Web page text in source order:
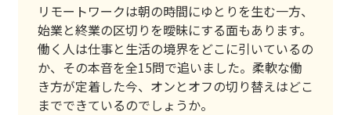
リモートワークは朝の時間にゆとりを生む一方、
始業と終業の区切りを曖昧にする面もあります。
働く人は仕事と生活の境界をどこに引いているの
か、その本音を全15問で追いました。柔軟な働
き方が定着した今、オンとオフの切り替えはどこ
までできているのでしょうか。